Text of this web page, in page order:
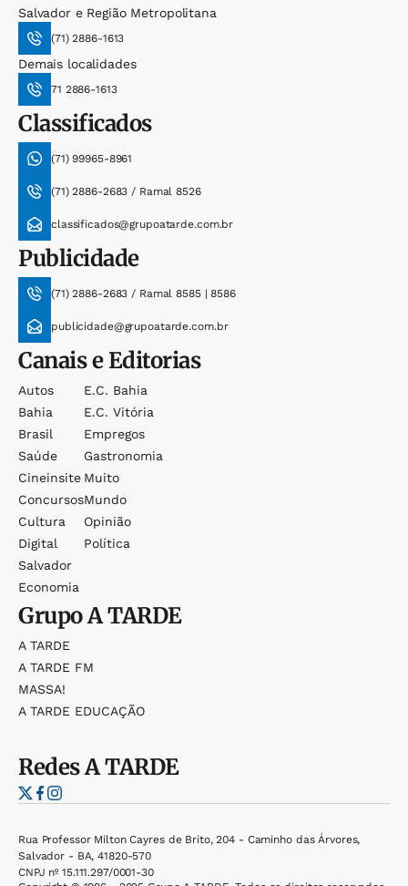
Salvador e Região Metropolitana
(71) 2886-1613
Demais localidades
71 2886-1613
Classificados
(71) 99965-8961
(71) 2886-2683 / Ramal 8526
classificados@grupoatarde.com.br
Publicidade
(71) 2886-2683 / Ramal 8585 | 8586
publicidade@grupoatarde.com.br
Canais e Editorias
Autos
Bahia
Brasil
Saúde
Cineinsite
Concursos
Cultura
Digital
Salvador
Economia
E.c. Bahia
E.c. Vitória
Empregos
Gastronomia
Muito
Mundo
Opinião
Política
GrupoA TARDE
A TARDE
A TARDE FM
MASSA!
A TARDE EDUCAÇÃO
RedesA TARDE
Rua Professor Milton Cayres de Brito, 204 - Caminho das Árvores,
Salvador - BA, 41820-570
CNPJ nº 15.111.297/0001-30